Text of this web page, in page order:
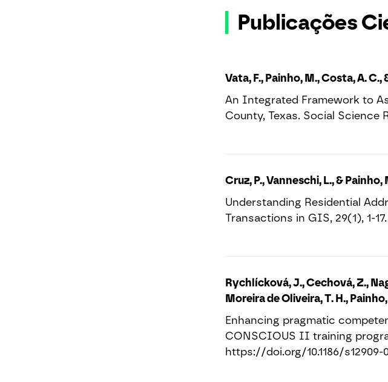
Publicações
Vata, F., Painho, M., Costa, A.
An Integrated Framework to
County, Texas. Social Science
Cruz, P., Vanneschi, L., &
Understanding Residential
Transactions in GIS, 29(1), 1-
Rychlícková, J., Cechová, Z.,
Moreira de Oliveira, T. H.,
Enhancing pragmatic
CONSCIOUS II training
https://doi.org/10.1186/s12909-